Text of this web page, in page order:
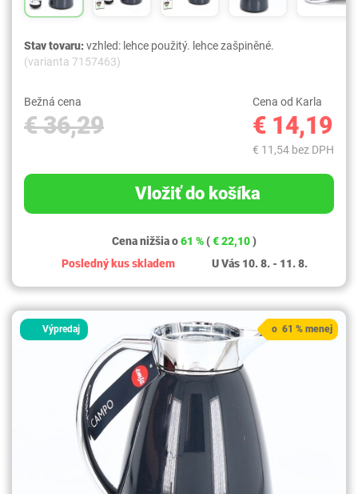
Stav tovaru:vzhled: lehce použitý. lehce zašpiněné.
(varianta 7157463)
Bežná cena
€ 36,29
Cena od Karla
€ 14,19
€ 11,54 bez DPH
Vložiť do košíka
Cena nižšia o61 % (€ 22,10)
Posledný kus skladem
U Vás 10. 8. - 11. 8.
Výpredaj o 61 % menej